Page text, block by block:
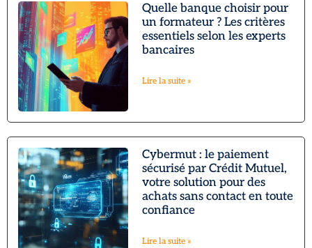
Quelle banque choisir pour
un formateur ? Les critères
essentiels selon les experts
bancaires
Lire la suite »
Cybermut : le paiement
sécurisé par Crédit Mutuel,
votre solution pour des
achats sans contact en toute
confiance
Lire la suite »